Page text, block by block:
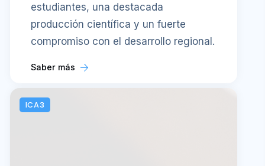
estudiantes, una destacada
producción científica y un fuerte
compromiso con el desarrollo regional.
Saber más
ICA3